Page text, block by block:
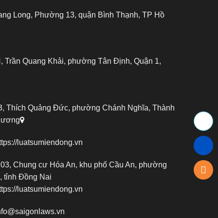
Long, Phường 13, quận Bình Thạnh, TP Hồ
Trần Quang Khải, phường Tân Định, Quận 1,
Thích Quảng Đức, phường Chánh Nghĩa, Thành
luatsumiendong.vn
Chung cư Hóa An, khu phố Cầu An, phường
tỉnh Đồng Nai
luatsumiendong.vn